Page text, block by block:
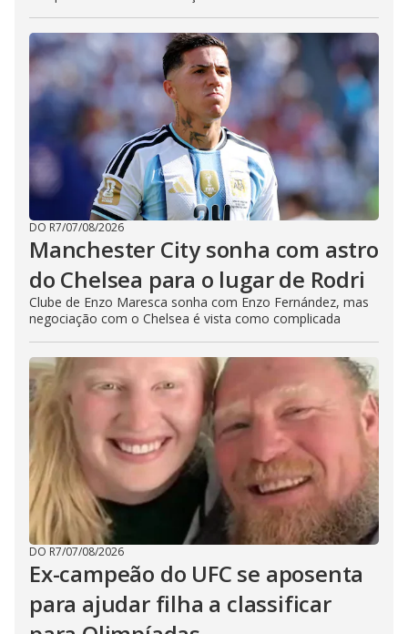
DO R7/07/08/2026
Manchester City sonha com astro
do Chelsea para o lugar de Rodri
Clube de Enzo Maresca sonha com Enzo Fernández, mas
negociação com o Chelsea é vista como complicada
DO R7/07/08/2026
Ex-campeão do UFC se aposenta
para ajudar filha a classificar